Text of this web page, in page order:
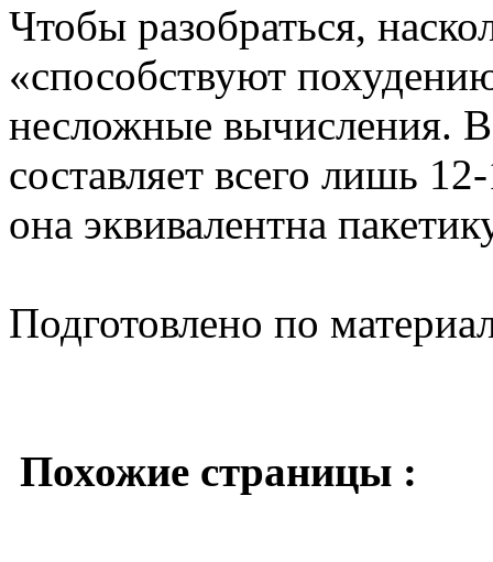
Чтобы разобраться,
«способствуют
несложные вычисления.
составляет всего лишь
она эквивалентна
Подготовлено по
Похожие страницы :